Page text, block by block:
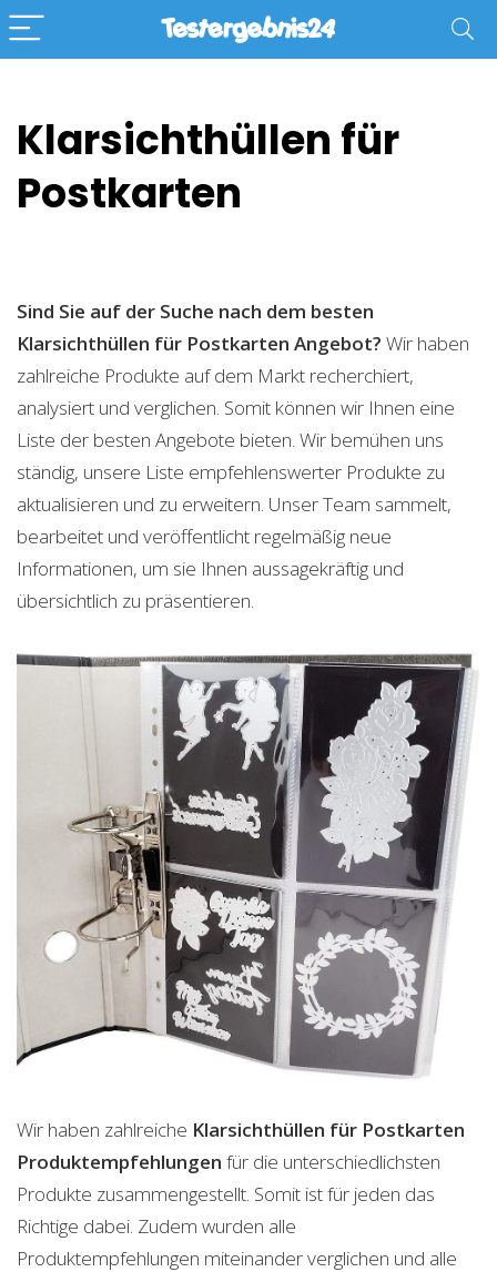
Klarsichthüllen für
Postkarten
Sind Sie auf der Suche nach dem besten
Klarsichthüllen für Postkarten Angebot? Wir haben
zahlreiche Produkte auf dem Markt recherchiert,
analysiert und verglichen. Somit können wir Ihnen eine
Liste der besten Angebote bieten. Wir bemühen uns
ständig, unsere Liste empfehlenswerter Produkte zu
aktualisieren und zu erweitern. Unser Team sammelt,
bearbeitet und veröffentlicht regelmäßig neue
Informationen, um sie Ihnen aussagekräftig und
übersichtlich zu präsentieren.
Wir haben zahlreiche Klarsichthüllen für Postkarten
Produktempfehlungen für die unterschiedlichsten
Produkte zusammengestellt. Somit ist für jeden das
Richtige dabei. Zudem wurden alle
Produktempfehlungen miteinander verglichen und alle